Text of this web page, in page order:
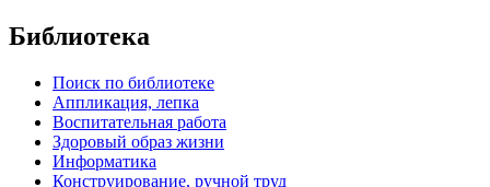
Библиотека
Поиск по библиотеке
Аппликация, лепка
Воспитательная работа
Здоровый образ жизни
Информатика
Конструирование, ручной труд